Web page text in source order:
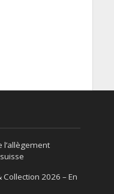
l’allègement
Collection 2026 – En